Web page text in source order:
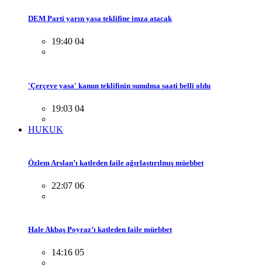
DEM Parti yarın yasa teklifine imza atacak
19:40 04
'Çerçeve yasa' kanun teklifinin sunulma saati belli oldu
19:03 04
HUKUK
Özlem Arslan’ı katleden faile ağırlaştırılmış müebbet
22:07 06
Hale Akbaş Poyraz’ı katleden faile müebbet
14:16 05